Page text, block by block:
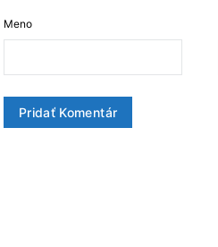
Meno